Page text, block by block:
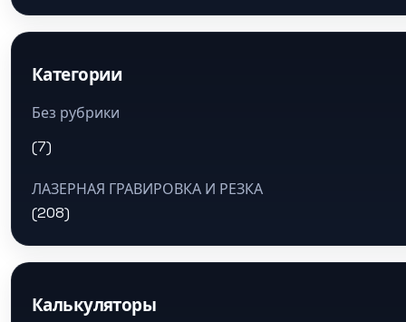
Категории
Без рубрики
(7)
ЛАЗЕРНАЯ ГРАВИРОВКА И РЕЗКА
(208)
Калькуляторы